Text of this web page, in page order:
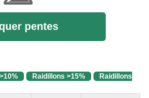
pentes
Raidillons >15%
Raidillons